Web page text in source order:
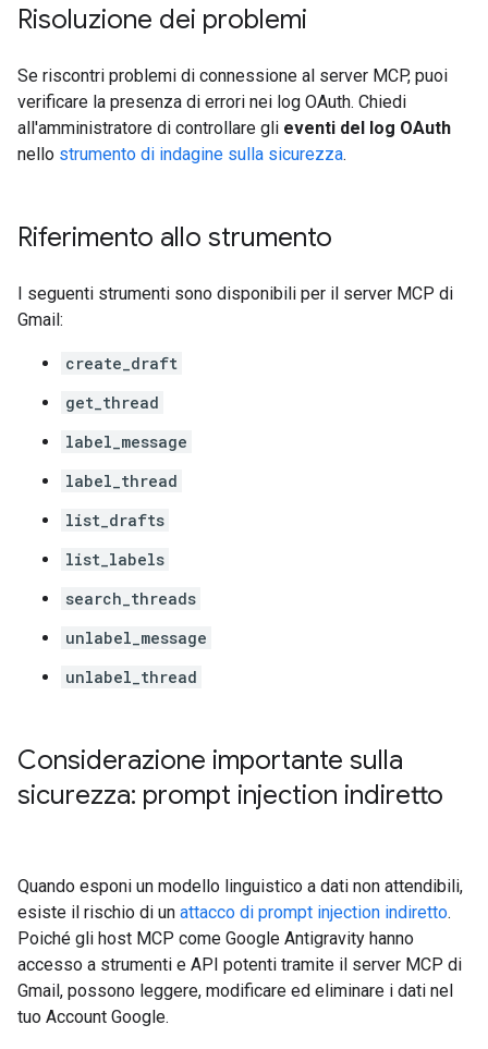
Risoluzione dei problemi
Se riscontri problemi di connessione al server MCP, puoi
verificare la presenza di errori nei log OAuth. Chiedi
all'amministratore di controllare gli eventi del log OAuth
nello strumento di indagine sulla sicurezza.
Riferimento allo strumento
I seguenti strumenti sono disponibili per il server MCP di
Gmail:
create_draft
get_thread
label_message
label_thread
list_drafts
list_labels
search_threads
unlabel_message
unlabel_thread
Considerazione importante sulla
sicurezza: prompt injection indiretto
Quando esponi un modello linguistico a dati non attendibili,
esiste il rischio di un attacco di prompt injection indiretto.
Poiché gli host MCP come Google Antigravity hanno
accesso a strumenti e API potenti tramite il server MCP di
Gmail, possono leggere, modificare ed eliminare i dati nel
tuo Account Google.